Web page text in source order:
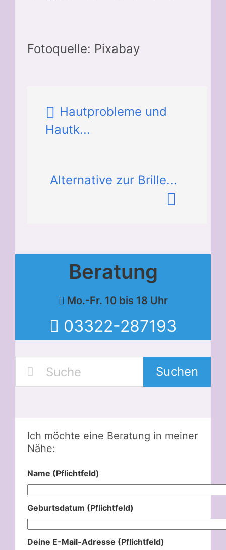
Fotoquelle: Pixabay
Hautprobleme und
Hautk...
Alternative zur Brille...
Beratung
Mo.-Fr. 10 bis 18 Uhr
03322-287193
Suchen
Ich möchte eine Beratung in meiner
Nähe:
Name (Pflichtfeld)
Geburtsdatum (Pflichtfeld)
Deine E-Mail-Adresse (Pflichtfeld)